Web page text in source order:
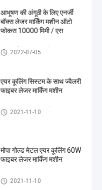
आभूषण की अंगूठी के लिए एनर्जी
बॉक्स लेजर मार्किंग मशीन ऑटो
फोकस 10000 मिमी / एस
फाइबर लेजर अंकन मशीन
2022-07-05
एयर कूलिंग सिस्टम के साथ ज्वैलरी
फाइबर लेजर मार्किंग मशीन
फाइबर लेजर अंकन मशीन
2021-11-10
मोपा गोल्ड मेटल एयर कूलिंग 60W
फाइबर लेजर मार्किंग मशीन
फाइबर लेजर अंकन मशीन
2021-11-10